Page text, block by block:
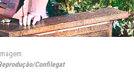
Confilegat